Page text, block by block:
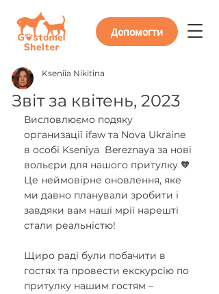
Допомогти
Звіт за квітень, 2023
Kseniia Nikitina
Висловлюємо подяку
организації ifaw та Nova Ukraine
в особі Kseniya  Bereznaya за нові
вольєри для нашого притулку 🧡
Це неймовірне оновлення, яке
ми давно планували зробити і
завдяки вам наші мрії нарешті
стали реальністю!
Щиро раді були побачити в
гостях та провести екскурсію по
притулку нашим гостям –